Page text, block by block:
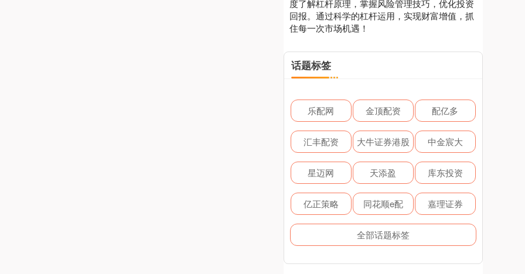
度了解杠杆原理，掌握风险管理技巧，优化投资
回报。通过科学的杠杆运用，实现财富增值，抓
住每一次市场机遇！
话题标签
乐配网 金顶配资 配亿多
汇丰配资 大牛证券港股 中金宸大
星迈网 天添盈 库东投资
亿正策略 同花顺e配 嘉理证券
全部话题标签